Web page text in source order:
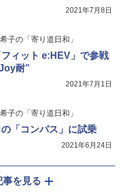
2021年7月8日
子の「寄り道日和」
ィット e:HEV」で参戦
耐”
2021年7月1日
子の「寄り道日和」
「コンパス」に試乗
2021年6月24日
事を見る